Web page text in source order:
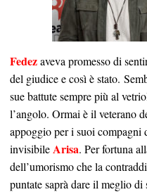
Fedezaveva promesso di
del giudice e così è stato.
sue battute sempre più al
l’angolo. Ormai è il veterano
appoggio per i suoi compagni
invisibileArisa. Per fortuna
dell’umorismo che la
puntate saprà dare il meglio di